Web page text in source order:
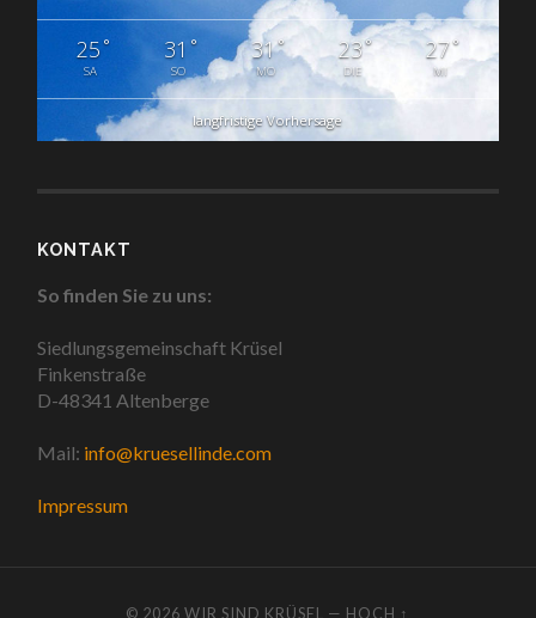
25°
SA
31 °
SO
31°
MO
23°
DIE
27°
MI
langfristige Vorhersage
KONTAKT
So finden Sie zu uns:
Siedlungsgemeinschaft Krüsel
Finkenstraße
D-48341 Altenberge
Mail: info@kruesellinde.com
Impressum
© 2026WIR SIND KRÜSEL — HOCH ↑